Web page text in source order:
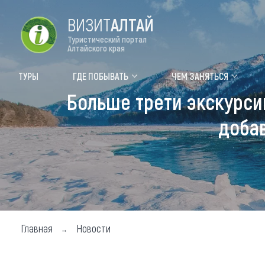
Форум VISIT ALTAI
Туры Где
Топ
ВИЗИТАЛТАЙ
Туристический портал
Алтайского края
ТУРЫ ГДЕ ПОБЫВАТЬ ЧЕМ ЗАНЯТЬСЯ
Больше трети
Главная Новости